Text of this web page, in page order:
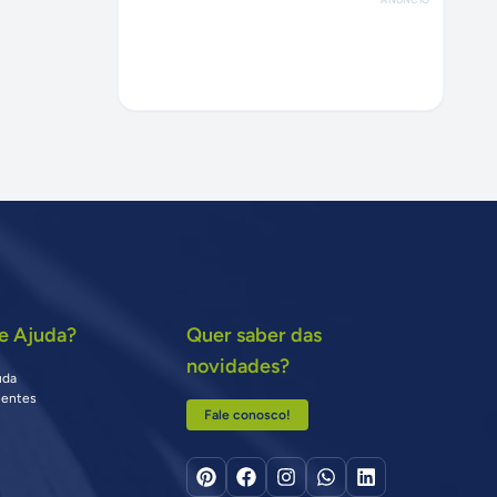
Ajuda?
Quer saber das
novidades?
Fale conosco!